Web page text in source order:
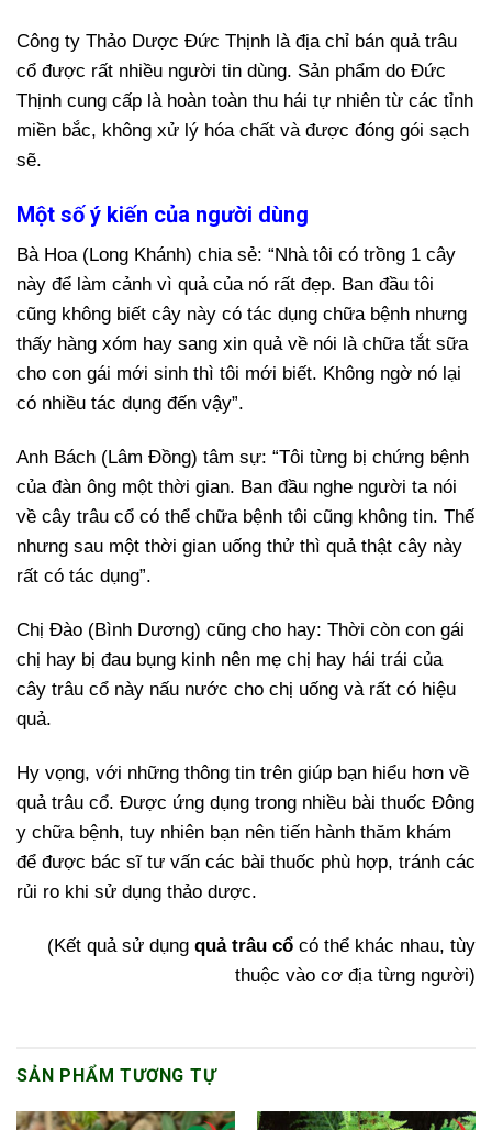
Công ty Thảo Dược Đức Thịnh là địa chỉ bán quả trâu
cổ được rất nhiều người tin dùng. Sản phẩm do Đức
Thịnh cung cấp là hoàn toàn thu hái tự nhiên từ các tỉnh
miền bắc, không xử lý hóa chất và được đóng gói sạch
sẽ.
Một số ý kiến của người dùng
Bà Hoa (Long Khánh) chia sẻ: “Nhà tôi có trồng 1 cây
này để làm cảnh vì quả của nó rất đẹp. Ban đầu tôi
cũng không biết cây này có tác dụng chữa bệnh nhưng
thấy hàng xóm hay sang xin quả về nói là chữa tắt sữa
cho con gái mới sinh thì tôi mới biết. Không ngờ nó lại
có nhiều tác dụng đến vậy”.
Anh Bách (Lâm Đồng) tâm sự: “Tôi từng bị chứng bệnh
của đàn ông một thời gian. Ban đầu nghe người ta nói
về cây trâu cổ có thể chữa bệnh tôi cũng không tin. Thế
nhưng sau một thời gian uống thử thì quả thật cây này
rất có tác dụng”.
Chị Đào (Bình Dương) cũng cho hay: Thời còn con gái
chị hay bị đau bụng kinh nên mẹ chị hay hái trái của
cây trâu cổ này nấu nước cho chị uống và rất có hiệu
quả.
Hy vọng, với những thông tin trên giúp bạn hiểu hơn về
quả trâu cổ. Được ứng dụng trong nhiều bài thuốc Đông
y chữa bệnh, tuy nhiên bạn nên tiến hành thăm khám
để được bác sĩ tư vấn các bài thuốc phù hợp, tránh các
rủi ro khi sử dụng thảo dược.
​(Kết quả sử dụng quả trâu cổ có thể khác nhau, tùy
thuộc vào cơ địa từng người)
SẢN PHẨM TƯƠNG TỰ